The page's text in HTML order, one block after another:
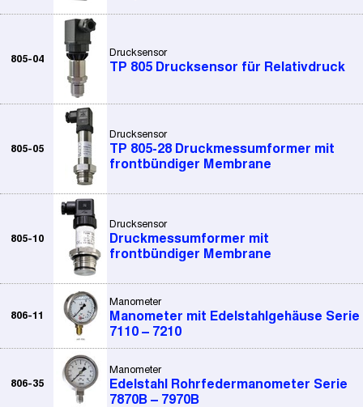
805-04
Drucksensor
TP 805 Drucksensor für Relativdruck
805-05
Drucksensor
TP 805-28 Druckmessumformer mit
frontbündiger Membrane
805-10
Drucksensor
Druckmessumformer mit
frontbündiger Membrane
806-11
Manometer
Manometer mit Edelstahlgehäuse Serie
7110 – 7210
806-35
Manometer
Edelstahl Rohrfedermanometer Serie
7870B – 7970B